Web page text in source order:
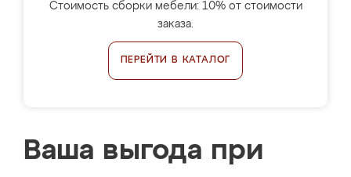
Стоимость сборки мебели: 10% от стоимости
заказа.
ПЕРЕЙТИ В КАТАЛОГ
Ваша выгода при